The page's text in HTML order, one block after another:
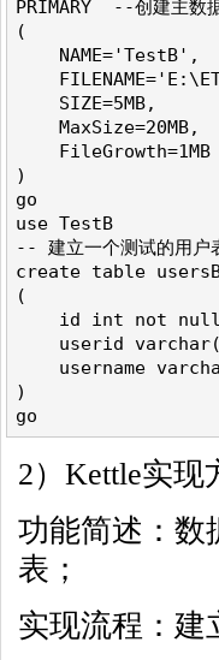
PRIMARY  --创建主数
(
    NAME='TestB',
    SIZE=5MB,
    MaxSize=20MB,
    FileGrowth=1MB
)
go
use TestB
-- 建立一个测试的用户
create table
(
id int not
userid
username
)
2）Kettle实现
功能简述：数
表；
实现流程：建